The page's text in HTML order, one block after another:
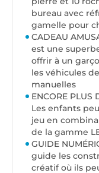
bureau avec
gamelle pour
CADEAU
est une
offrir à un
les véhicules
manuelles
ENCORE PLUS
Les enfants
jeu en
de la gamme
GUIDE
guide les
créatif où ils